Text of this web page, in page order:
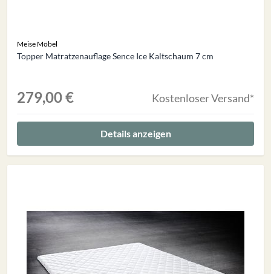
Meise Möbel
Topper Matratzenauflage Sence Ice Kaltschaum 7 cm
279,00 € Kostenloser Versand*
Details anzeigen